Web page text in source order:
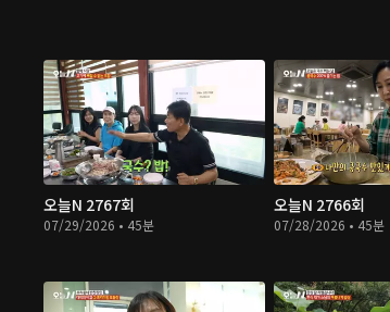
오늘N 2767회
07/29/2026 • 45분
오늘N 2766회
07/28/2026 • 45분